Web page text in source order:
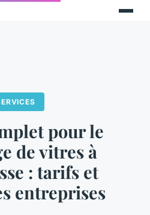
pour le
de vitres à
: tarifs et
entreprises